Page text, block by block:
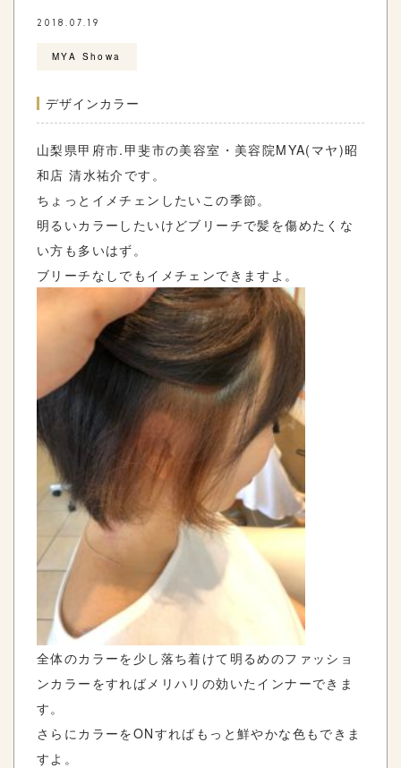
2018.07.19
MYA Showa
デザインカラー
山梨県甲府市.甲斐市の美容室・美容院MYA(マヤ)昭
和店 清水祐介です。
ちょっとイメチェンしたいこの季節。
明るいカラーしたいけどブリーチで髪を傷めたくな
い方も多いはず。
ブリーチなしでもイメチェンできますよ。
全体のカラーを少し落ち着けて明るめのファッショ
ンカラーをすればメリハリの効いたインナーできま
す。
さらにカラーをONすればもっと鮮やかな色もできま
すよ。